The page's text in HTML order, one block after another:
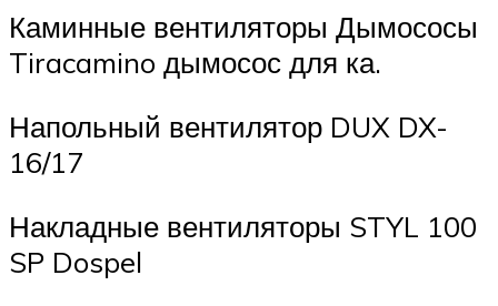
Каминные вентиляторы Дымососы
Tiracamino дымосос для ка.
Напольный вентилятор DUX DX-
16/17
Накладные вентиляторы STYL 100
SP Dospel